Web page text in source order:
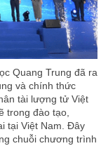
Quang Trung đã ra
và chính thức
tài lượng tử Việt
trong đào tạo,
tại Việt Nam. Đây
chuỗi chương trình